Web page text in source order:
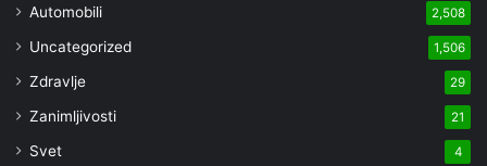
Automobili 2,508
Uncategorized 1,506
Zdravlje 29
Zanimljivosti 21
Svet 4